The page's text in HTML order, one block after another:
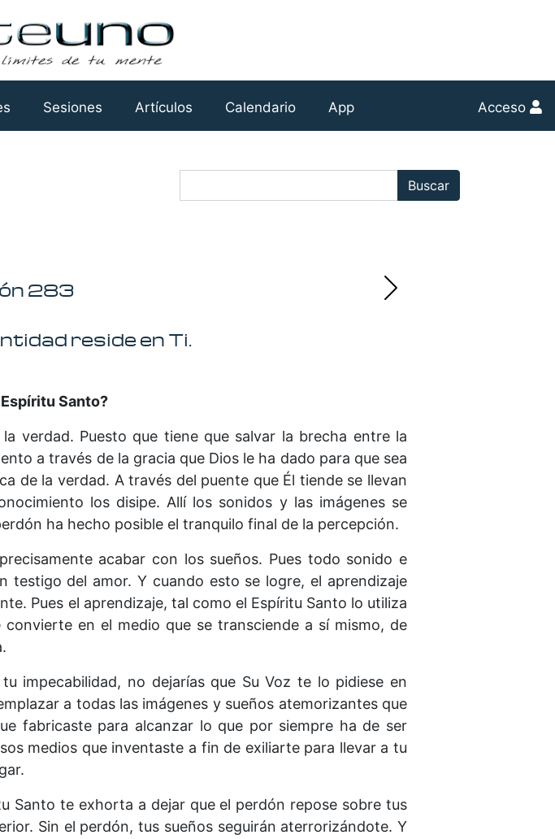
Sesiones Artículos Calendario App Acceso
Buscar:
Buscar
283
reside en Ti.
Santo?
verdad. Puesto que tiene que salvar la brecha entre la
a través de la gracia que Dios le ha dado para que sea
de la verdad. A través del puente que Él tiende se llevan
los disipe. Allí los sonidos y las imáge­nes se
ha hecho posible el tranquilo final de la percepción.
acabar con los sueños. Pues todo sonido e
del amor. Y cuando esto se logre, el aprendizaje
Pues el aprendizaje, tal como el Espíritu Santo lo utiliza
en el medio que se transciende a sí mismo, de
impecabilidad, no dejarías que Su Voz te lo pidiese en
a todas las imágenes y sueños atemorizantes que
fabricaste para alcanzar lo que por siempre ha de ser
medios que inventaste a fin de exiliarte para llevar a tu
Santo te exhorta a dejar que el perdón repose sobre tus
Sin el perdón, tus sueños seguirán aterrorizándote. Y